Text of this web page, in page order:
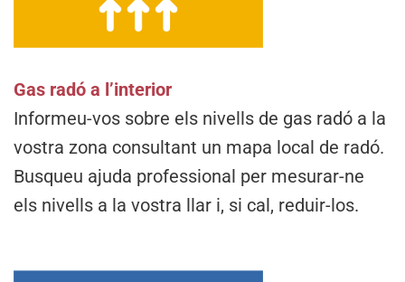
Gas radó a l’interior
Informeu-vos sobre els nivells de gas radó a la
vostra zona consultant un mapa local de radó.
Busqueu ajuda professional per mesurar-ne
els nivells a la vostra llar i, si cal, reduir-los.